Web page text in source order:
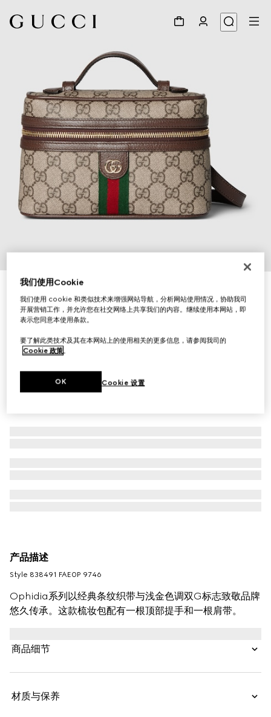
Ophidia系列小号梳妆包
€ 840
产品描述
Style ‎838491 FAE0P 9746
Ophidia系列以经典条纹织带与浅金色调双G标志致敬品牌
悠久传承。这款梳妆包配有一根顶部提手和一根肩带。
商品细节
材质与保养
我们使用Cookie
我们使用 cookie 和类似技术来增强网站导航，分析网站使用情况，协助我司
开展营销工作，并允许您在社交网络上共享我们的内容。继续使用本网站，即
表示您同意本使用条款。
要了解此类技术及其在本网站上的使用相关的更多信息，请参阅我司的
Cookie 政策。
Cookie 设置
OK